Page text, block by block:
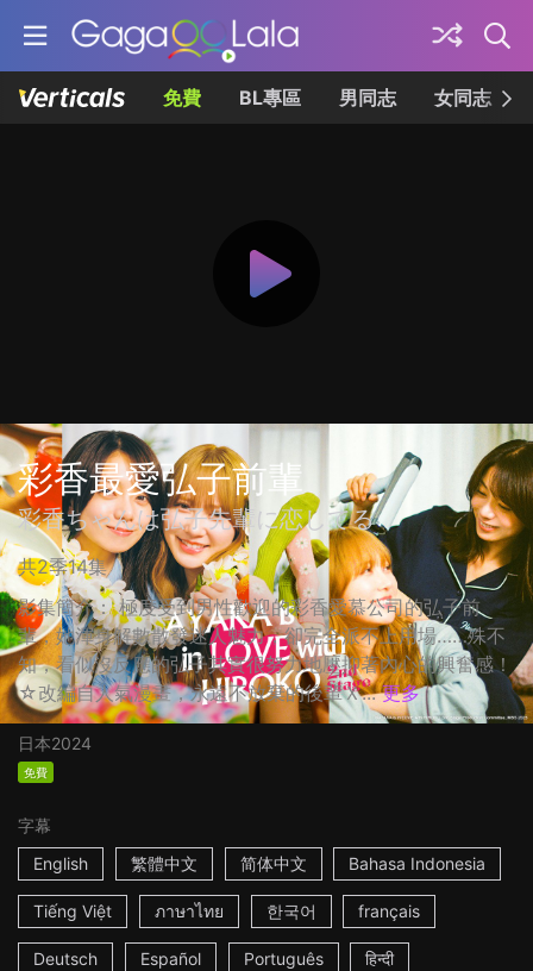
免費 BL專區 男同志 女同志
彩香最愛弘子前輩
彩香ちゃんは弘子先輩に恋してる
共2季14集
影集簡介： 極度受到男性歡迎的彩香愛慕公司的弘子前
輩，她渾身解數散發迷人魅力，卻完全派不上用場……殊不
知，看似沒反應的弘子其實很努力地壓抑著內心的興奮感！
☆改編自人氣漫畫，永遠不放棄的後輩Ｘ... 更多
日本2024
免費
字幕
English
繁體中文 简体中文 Bahasa Indonesia
Tiếng Việt ภาษาไทย 한국어 français
Deutsch Español Português हिन्दी